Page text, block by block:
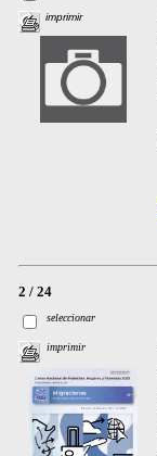
imprimir
2 / 24
seleccionar
imprimir